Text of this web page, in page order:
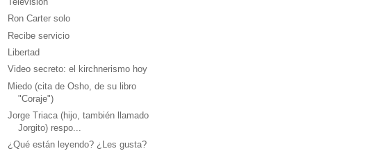
Televisión
Ron Carter solo
Recibe servicio
Libertad
Video secreto: el kirchnerismo hoy
Miedo (cita de Osho, de su libro
"Coraje")
Jorge Triaca (hijo, también llamado
Jorgito) respo...
¿Qué están leyendo? ¿Les gusta?